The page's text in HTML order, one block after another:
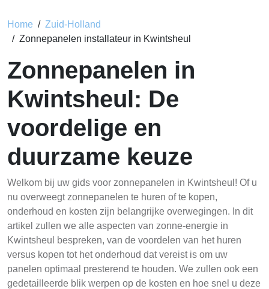
Home
Zuid-Holland
Zonnepanelen installateur in Kwintsheul
Zonnepanelen in
Kwintsheul: De
voordelige en
duurzame keuze
Welkom bij uw gids voor zonnepanelen in Kwintsheul! Of u
nu overweegt zonnepanelen te huren of te kopen,
onderhoud en kosten zijn belangrijke overwegingen. In dit
artikel zullen we alle aspecten van zonne-energie in
Kwintsheul bespreken, van de voordelen van het huren
versus kopen tot het onderhoud dat vereist is om uw
panelen optimaal presterend te houden. We zullen ook een
gedetailleerde blik werpen op de kosten en hoe snel u deze